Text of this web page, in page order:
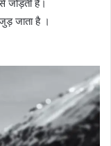
जोड़ती है।
जाता है ।